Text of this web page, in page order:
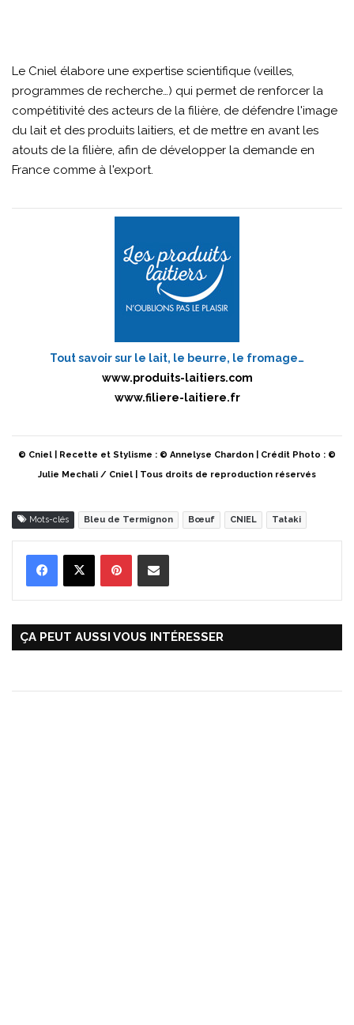
Le Cniel élabore une expertise scientifique (veilles,
programmes de recherche…) qui permet de renforcer la
compétitivité des acteurs de la filière, de défendre l'image
du lait et des produits laitiers, et de mettre en avant les
atouts de la filière, afin de développer la demande en
France comme à l'export.
Tout savoir sur le lait, le beurre, le fromage…
www.produits-laitiers.com
www.filiere-laitiere.fr
© Cniel | Recette et Stylisme : © Annelyse Chardon | Crédit Photo : ©
Julie Mechali / Cniel | Tous droits de reproduction réservés
Mots-clés Bleu de Termignon Bœuf CNIEL Tataki
ÇA PEUT AUSSI VOUS INTÉRESSER